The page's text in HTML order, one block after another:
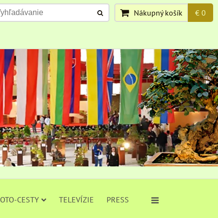
Nákupný košík € 0
CESTY TELEVÍZIE PRESS